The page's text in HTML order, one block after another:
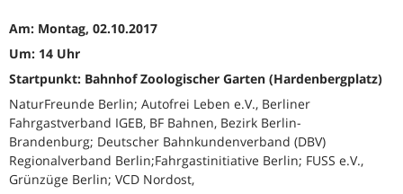
Am: Montag, 02.10.2017
Um: 14 Uhr
Startpunkt: Bahnhof Zoologischer Garten (Hardenbergplatz)
NaturFreunde Berlin; Autofrei Leben e.V., Berliner
Fahrgastverband IGEB, BF Bahnen, Bezirk Berlin-
Brandenburg; Deutscher Bahnkundenverband (DBV)
Regionalverband Berlin;Fahrgastinitiative Berlin; FUSS e.V.,
Grünzüge Berlin; VCD Nordost,